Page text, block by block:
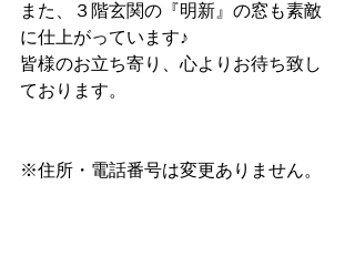
また、３階玄関の『明新』の窓も素敵
に仕上がっています♪
皆様のお立ち寄り、心よりお待ち致し
ております。
※住所・電話番号は変更ありません。